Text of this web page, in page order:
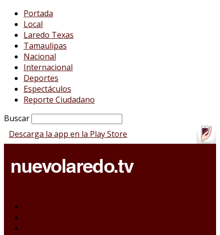
Portada
Local
Laredo Texas
Tamaulipas
Nacional
Internacional
Deportes
Espectáculos
Reporte Ciudadano
Buscar
Descarga la app en la Play Store